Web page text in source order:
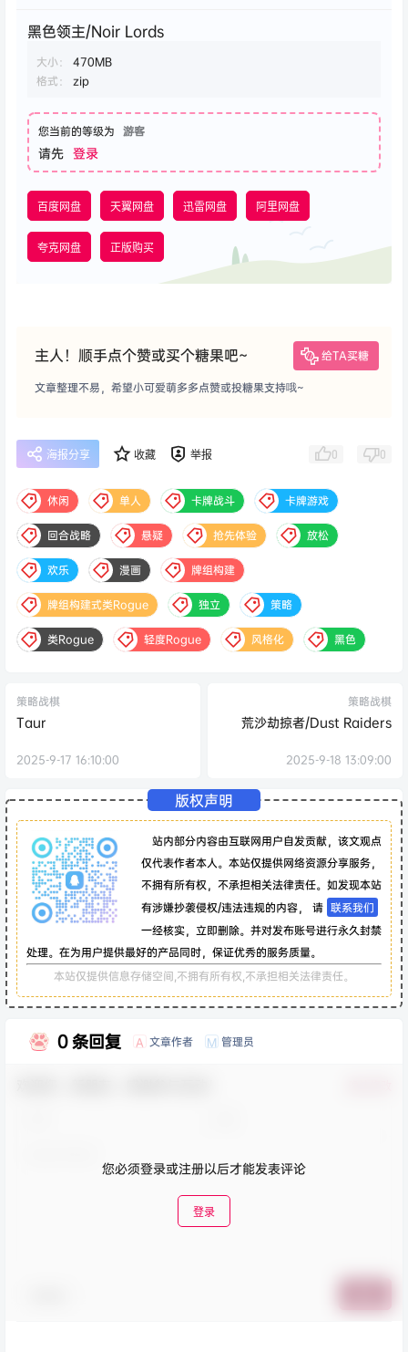
黑色领主/Noir Lords
大小：
470MB
格式：
zip
您当前的等级为 游客
请先 登录
百度网盘 天翼网盘 迅雷网盘 阿里网盘
夸克网盘 正版购买
主人！顺手点个赞或买个糖果吧~ 给TA买糖
文章整理不易，希望小可爱萌多多点赞或投糖果支持哦~
海报分享 收藏 举报 0 0
休闲 单人 卡牌战斗 卡牌游戏
回合战略 悬疑 抢先体验 放松
欢乐 漫画 牌组构建
牌组构建式类Rogue 独立 策略
类Rogue 轻度Rogue 风格化 黑色
策略战棋
Taur
2025-9-17 16:10:00
策略战棋
荒沙劫掠者/Dust Raiders
2025-9-18 13:09:00
版权声明
站内部分内容由互联网用户自发贡献，该文观点
仅代表作者本人。本站仅提供网络资源分享服务，
不拥有所有权，不承担相关法律责任。如发现本站
有涉嫌抄袭侵权/违法违规的内容， 请 联系我们
一经核实，立即删除。并对发布账号进行永久封禁
处理。在为用户提供最好的产品同时，保证优秀的服务质量。
本站仅提供信息存储空间,不拥有所有权,不承担相关法律责任。
0 条回复 A 文章作者 M 管理员
您必须登录或注册以后才能发表评论
登录